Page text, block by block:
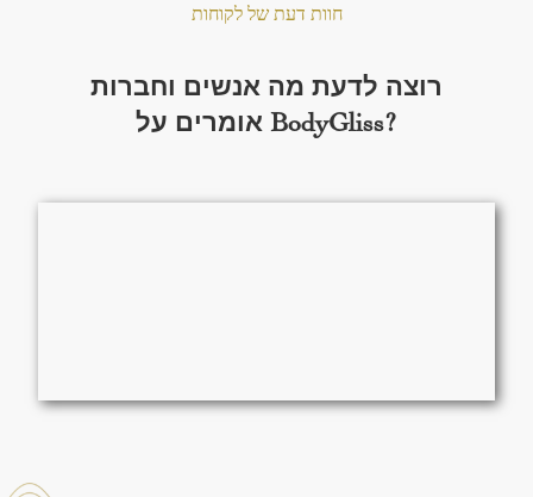
חוות דעת של לקוחות
רוצה לדעת מה אנשים וחברות
אומרים על BodyGliss?